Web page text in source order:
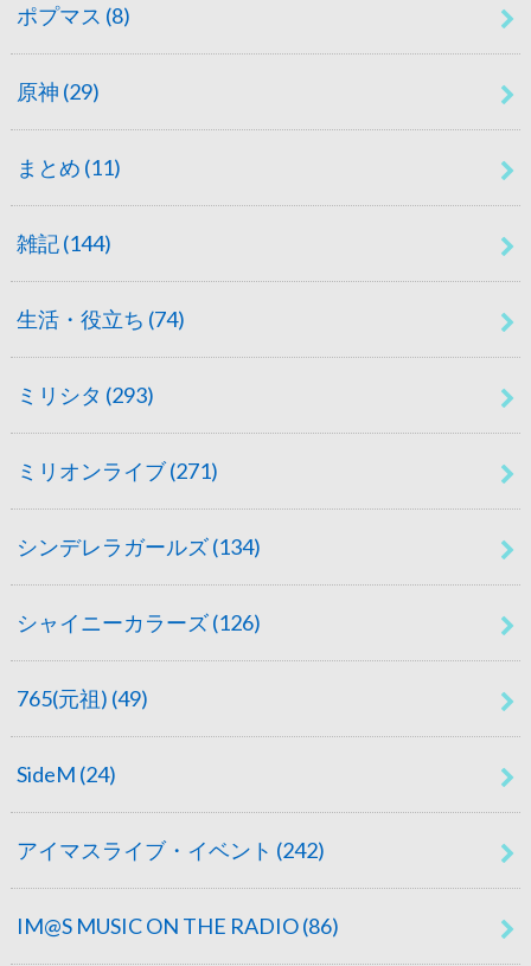
ポプマス (8)
原神 (29)
まとめ (11)
雑記(144)
生活・役立ち (74)
ミリシタ (293)
ミリオンライブ(271)
シンデレラガールズ(134)
シャイニーカラーズ(126)
765(元祖) (49)
SideM (24)
アイマスライブ・イベント (242)
IM@S MUSIC ON THE RADIO(86)